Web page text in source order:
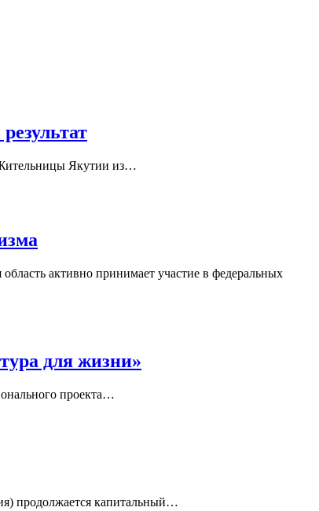
Жительницы Якутии из…
активно принимает участие в федеральных
для жизни»
проекта…
продолжается капитальный…